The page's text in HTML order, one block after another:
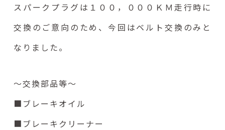
スパークプラグは１００，０００ＫＭ走行時に
交換のご意向のため、今回はベルト交換のみと
なりました。
～交換部品等～
■ブレーキオイル
■ブレーキクリーナー